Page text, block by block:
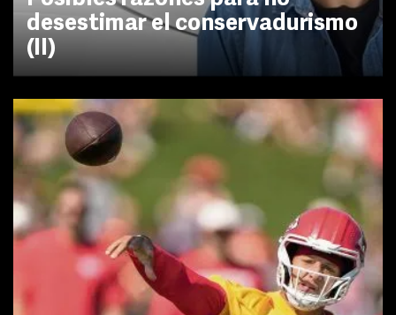
desestimar el conservadurismo
(II)